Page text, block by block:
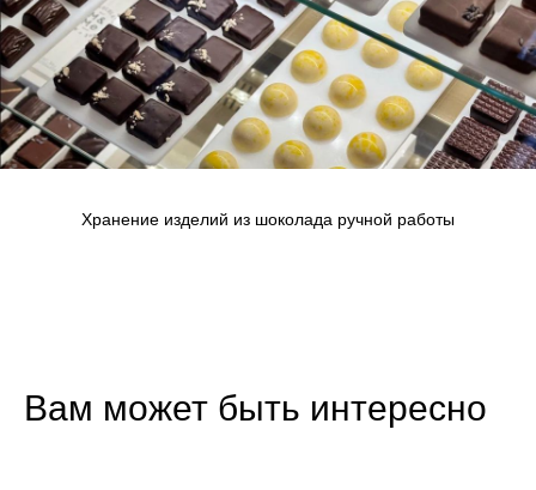
Хранение изделий из шоколада ручной работы
Вам может быть интересно